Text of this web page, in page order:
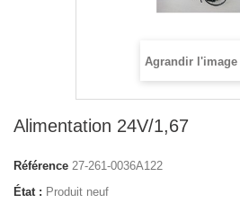
Agrandir l'image
Alimentation 24V/1,67
Référence 27-261-0036A122
État : Produit neuf